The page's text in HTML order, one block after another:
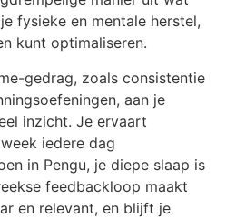
fysieke en mentale herstel,
kunt optimaliseren.
gedrag, zoals consistentie
aan je
inzicht. Je ervaart
iedere dag
in Pengu, je diepe slaap is
feedbackloop maakt
en relevant, en blijft je